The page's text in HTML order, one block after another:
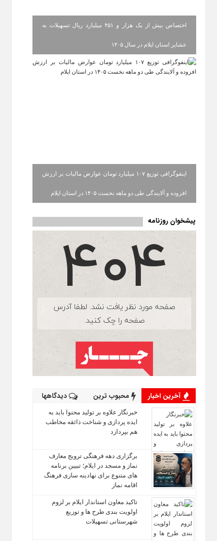
اختصاص بیش از یک هزار و ۴۵۱ میلیارد ریال تسهیلات به
عشایر استان ایلام در سال ۱۴۰۵
اینفوگرافی توزیع ۱۰۷ میلیارد تومان عوارض مالیات بر ارزش
افزوده و آلایندگی طی دو ماهه نخست ۱۴۰۵ در استان ایلام
پیشخوان روزنامه
آخرین اخبار محبوب ترین دیدگاهها
خبرنگار علاوه بر تولید محتوا باید به
ایده‌ پردازی و شناخت ذائقه مخاطب
هم بپردازد
برگزاری دهه فرهنگی ترویج معارف
نماز و مسجد در ایلام؛ تبیین برنامه‌
های متنوع برای نهادینه‌ سازی فرهنگ
اقامه نماز
تاکید معاون استاندار ایلام بر لزوم
اولویت‌ بندی طرح‌ ها و توزیع
شهرستانی تسهیلات